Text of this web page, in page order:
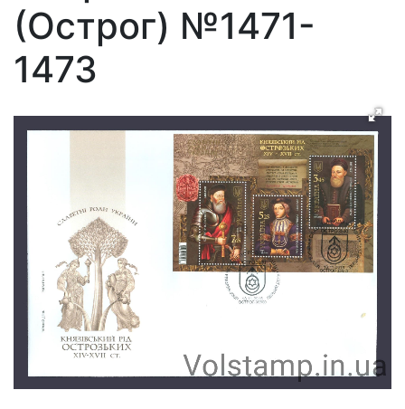
(Острог) №1471-
1473